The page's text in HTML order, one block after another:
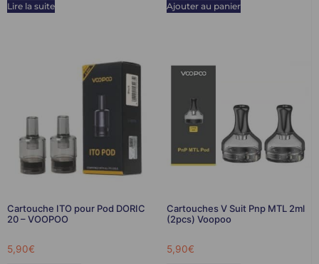
Lire la suite Ajouter au panier
Cartouche ITO pour Pod DORIC
20 – VOOPOO
5,90€
Cartouches V Suit Pnp MTL 2ml
(2pcs) Voopoo
5,90€